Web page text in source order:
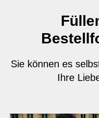
Sie können es
Ihre